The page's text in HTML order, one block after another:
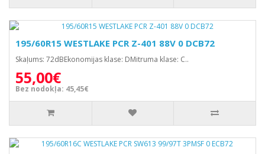
195/60R15 WESTLAKE PCR Z-401 88V 0 DCB72
Skaļums: 72dBEkonomijas klase: DMitruma klase: C..
55,00€
Bez nodokļa: 45,45€